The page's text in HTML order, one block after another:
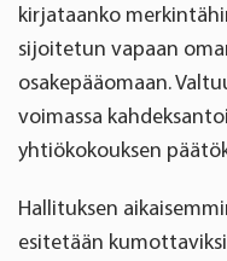
kirjataanko
sijoitetun vapaan
osakepääomaan.
voimassa
yhtiökokouksen
Hallituksen
esitetään